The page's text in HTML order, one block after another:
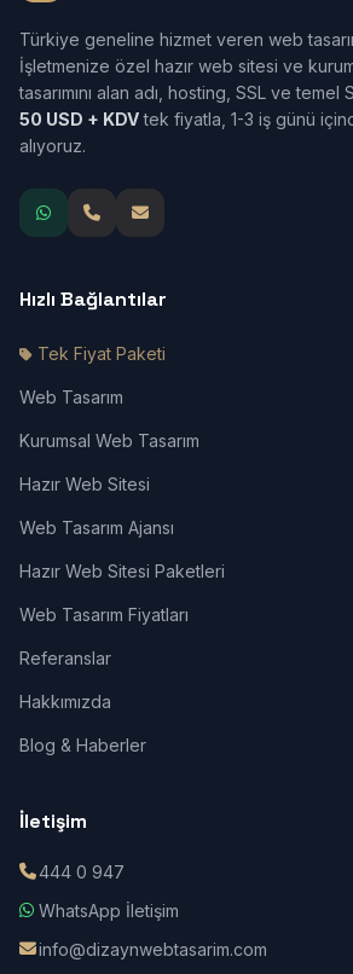
Türkiye geneline hizmet veren web
İşletmenize özel hazır web sitesi ve
tasarımını alan adı, hosting, SSL ve temel
50 USD + KDVtek fiyatla, 1-3 iş günü
alıyoruz.
Hızlı Bağlantılar
Tek Fiyat Paketi
Web Tasarım
Kurumsal Web Tasarım
Hazır Web Sitesi
Web Tasarım Ajansı
Hazır Web Sitesi Paketleri
Web Tasarım Fiyatları
Referanslar
Hakkımızda
Blog & Haberler
İletişim
444 0 947
WhatsApp İletişim
info@dizaynwebtasarim.com